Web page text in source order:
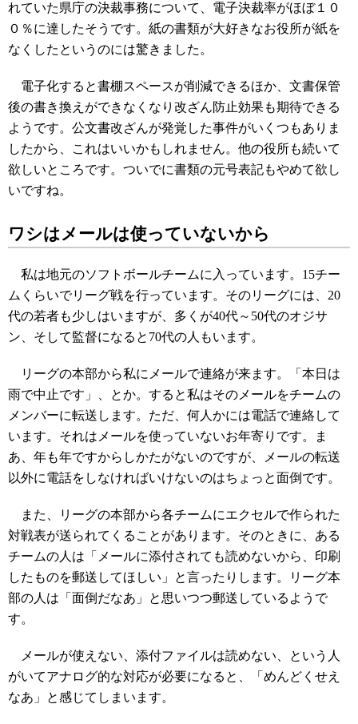
れていた県庁の決裁事務について、電子決裁率がほぼ１０
０％に達したそうです。 紙の書類が大好きなお役所が紙を
なくしたというのには驚きました。
電子化すると書棚スペースが削減できるほか、文書保管
後の書き換えができなくなり改ざん防止効果も期待できる
ようです。公文書改ざんが発覚した事件がいくつもありま
したから、これはいいかもしれません。他の役所も続いて
欲しいところです。ついでに書類の元号表記もやめて欲し
いですね。
ワシはメールは使っていないから
私は地元のソフトボールチームに入っています。15チー
ムくらいでリーグ戦を行っています。そのリーグには、20
代の若者も少しはいますが、多くが40代～50代のオジサ
ン、そして監督になると70代の人もいます。
リーグの本部から私にメールで連絡が来ます。「本日は
雨で中止です」、とか。すると私はそのメールをチームの
メンバーに転送します。ただ、何人かには電話で連絡して
います。それはメールを使っていないお年寄りです。ま
あ、年も年ですからしかたがないのですが、メールの転送
以外に電話をしなければいけないのはちょっと面倒です。
また、リーグの本部から各チームにエクセルで作られた
対戦表が送られてくることがあります。そのときに、ある
チームの人は「メールに添付されても読めないから、印刷
したものを郵送してほしい」と言ったりします。リーグ本
部の人は「面倒だなあ」と思いつつ郵送しているようで
す。
メールが使えない、添付ファイルは読めない、という人
がいてアナログ的な対応が必要になると、「めんどくせえ
なあ」と感じてしまいます。